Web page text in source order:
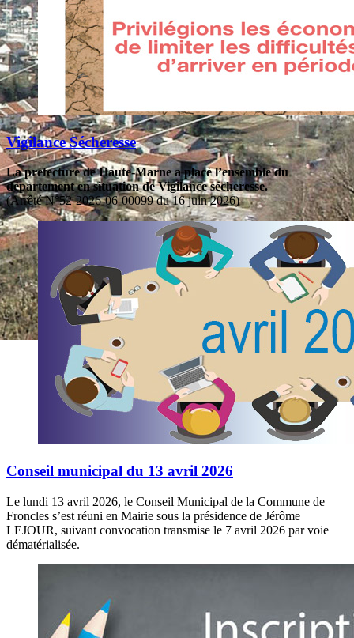
Vigilance Sécheresse
La préfecture de Haute-Marne a placé l’ensemble du
département en situation de Vigilance sécheresse.
(Arrêté N°52-2026-06-00099 du 16 juin 2026)
Conseil municipal du 13 avril 2026
Le lundi 13 avril 2026, le Conseil Municipal de la Commune de
Froncles s’est réuni en Mairie sous la présidence de Jérôme
LEJOUR, suivant convocation transmise le 7 avril 2026 par voie
dématérialisée.